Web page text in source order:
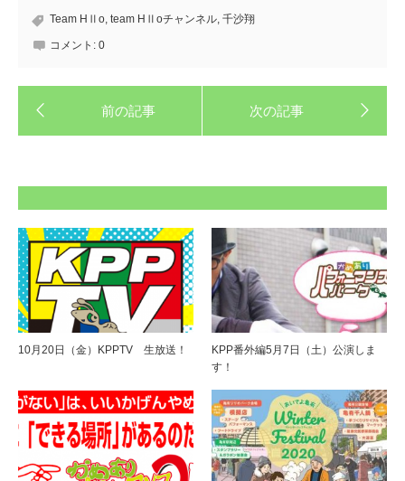
Team HⅡo, team HⅡoチャンネル, 千沙翔
コメント: 0
10月20日（金）KPPTV 生放送！
KPP番外編5月7日（土）公演しま
す！